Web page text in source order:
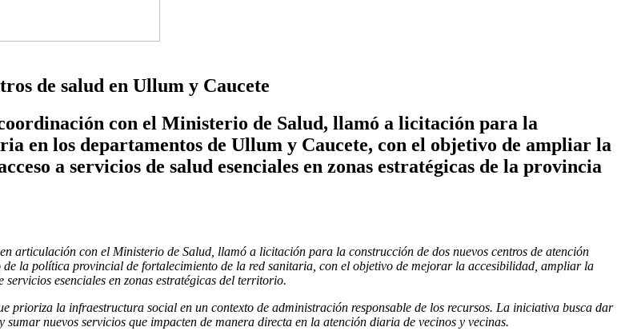
de salud en Ullum y Caucete
con el Ministerio de Salud, llamó a licitación para la
en los departamentos de Ullum y Caucete, con el objetivo de ampliar la
a servicios de salud esenciales en zonas estratégicas de la provincia
articulación con el Ministerio de Salud, llamó a licitación para la construcción de dos nuevos centros de atención
la política provincial de fortalecimiento de la red sanitaria, con el objetivo de mejorar la accesibilidad, ampliar la
esenciales en zonas estratégicas del territorio.
prioriza la infraestructura social en un contexto de administración responsable de los recursos. La iniciativa busca dar
nuevos servicios que impacten de manera directa en la atención diaria de vecinos y vecinas.